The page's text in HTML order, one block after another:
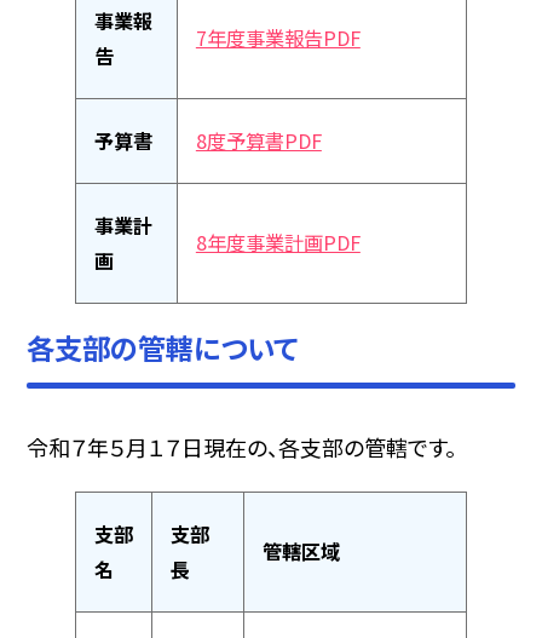
事業報
告
7年度事業報告PDF
予算書 8度予算書PDF
事業計
画
8年度事業計画PDF
各支部の管轄について
令和７年５月１７日現在の、各支部の管轄です。
支部
名
支部
長
管轄区域